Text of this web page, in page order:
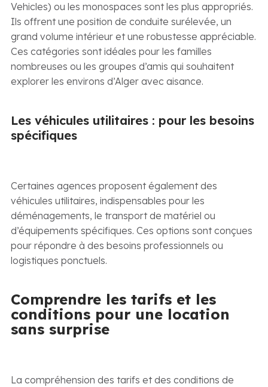
Vehicles) ou les monospaces sont les plus appropriés.
Ils offrent une position de conduite surélevée, un
grand volume intérieur et une robustesse appréciable.
Ces catégories sont idéales pour les familles
nombreuses ou les groupes d’amis qui souhaitent
explorer les environs d’Alger avec aisance.
Les véhicules utilitaires : pour les besoins
spécifiques
Certaines agences proposent également des
véhicules utilitaires, indispensables pour les
déménagements, le transport de matériel ou
d’équipements spécifiques. Ces options sont conçues
pour répondre à des besoins professionnels ou
logistiques ponctuels.
Comprendre les tarifs et les
conditions pour une location
sans surprise
La compréhension des tarifs et des conditions de